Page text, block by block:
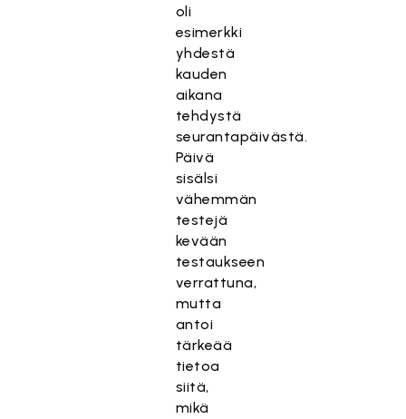
oli
esimerkki
yhdestä
kauden
aikana
tehdystä
seurantapäivästä.
Päivä
sisälsi
vähemmän
testejä
kevään
testaukseen
verrattuna,
mutta
antoi
tärkeää
tietoa
siitä,
mikä